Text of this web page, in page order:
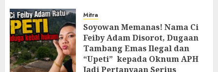
Mitra
Soyowan Memanas! Nama Ci
Feiby Adam Disorot, Dugaan
Tambang Emas Ilegal dan
“Upeti” kepada Oknum APH
Jadi Pertanyaan Serius